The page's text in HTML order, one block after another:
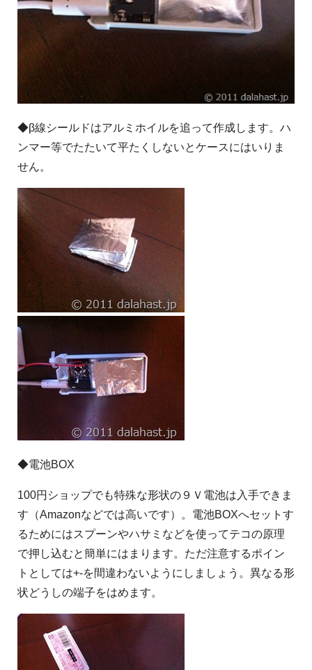
◆β線シールドはアルミホイルを追って作成します。ハ
ンマー等でたたいて平たくしないとケースにはいりま
せん。
◆電池BOX
100円ショップでも特殊な形状の９Ｖ電池は入手できま
す（Amazonなどでは高いです）。電池BOXへセットす
るためにはスプーンやハサミなどを使ってテコの原理
で押し込むと簡単にはまります。ただ注意するポイン
トとしては+-を間違わないようにしましょう。異なる形
状どうしの端子をはめます。